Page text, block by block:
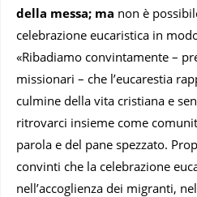
della messa; ma non è
celebrazione eucaristica in
«Ribadiamo convintamente –
missionari – che l’eucarestia
culmine della vita cristiana e
ritrovarci insieme come
parola e del pane spezzato.
convinti che la celebrazione
nell’accoglienza dei migranti,